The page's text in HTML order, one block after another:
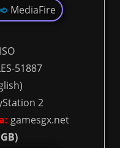
MediaFire
ISO
51887
2
gamesgx.net